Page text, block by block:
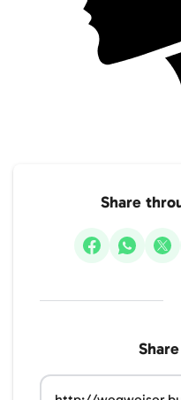
Share